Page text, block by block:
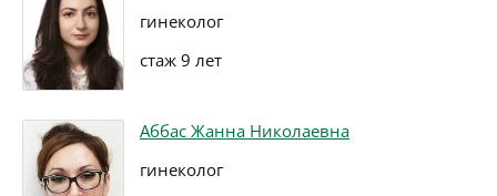
гинеколог
стаж 9 лет
Аббас Жанна Николаевна
гинеколог